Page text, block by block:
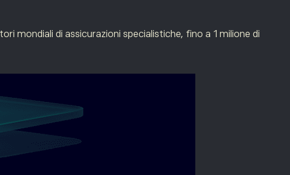
mondiali di assicurazioni specialistiche, fino a 1 milione di